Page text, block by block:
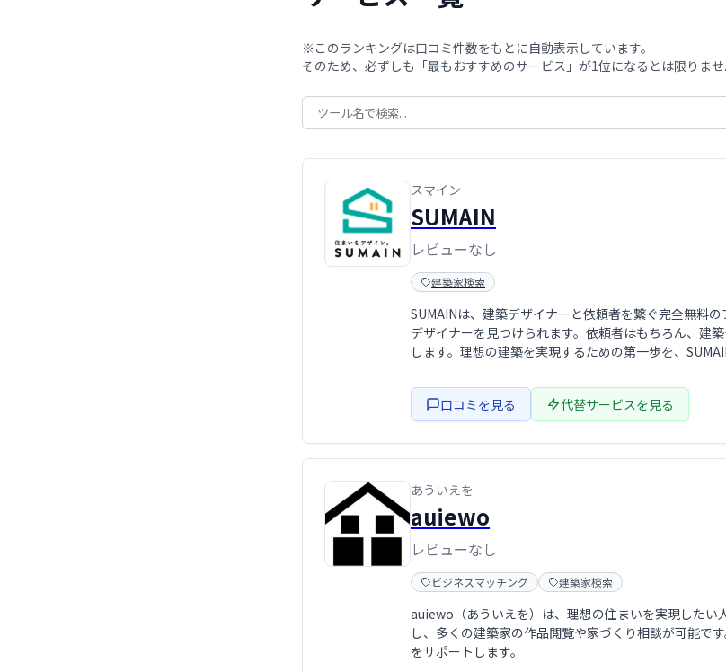
※このランキングは口コミ件数をもとに自動表示しています。
そのため、必ずしも「最もおすすめのサービス」が1位になるとは限りませ
スマイン
SUMAIN
レビューなし
建築家検索
SUMAINは、建築デザイナーと依頼者を繋ぐ完全無料
デザイナーを見つけられます。依頼者はもちろん、建
します。理想の建築を実現するための第一歩を、
口コミを見る 代替サービスを見る
あういえを
auiewo
レビューなし
ビジネスマッチング 建築家検索
auiewo（あういえを）は、理想の住まいを実現したい
し、多くの建築家の作品閲覧や家づくり相談が可能で
をサポートします。